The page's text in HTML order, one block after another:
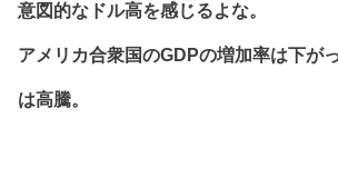
意図的なドル高を感じるよな。
アメリカ合衆国のGDPの増加率は下が
は高騰。